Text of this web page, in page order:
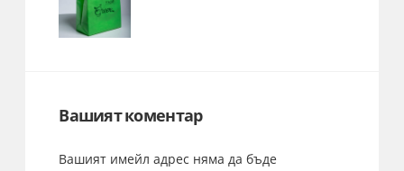
Вашият коментар
Вашият имейл адрес няма да бъде